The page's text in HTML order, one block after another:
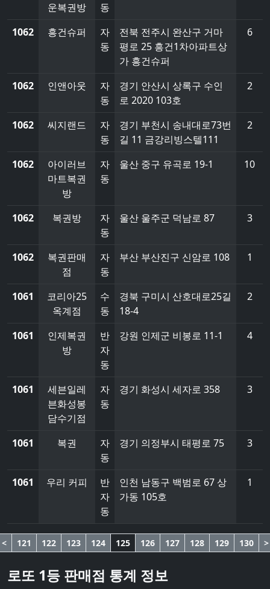
운복권방
동
1062 흥건슈퍼
자
동
전북 전주시 완산구 거마
평로 25 흥건1차아파트상
가 흥건슈퍼
6
1062 인앤아웃
자
동
경기 안산시 상록구 수인
로 2020 103호
2
1062 씨지랜드
자
동
경기 부천시 송내대로73번
길 11 금강리빙스텔111
2
1062
아이러브
마트복권
방
자
동
울산 중구 유곡로 19-1 10
1062 복권방
자
동
울산 울주군 덕남로 87 3
1062
복권판매
점
자
동
부산 부산진구 신암로 108 1
1061
코리아25
옥계점
수
동
경북 구미시 산호대로25길
18-4
2
1061
인제복권
방
반
자
동
강원 인제군 비봉로 11-1 4
1061
세븐일레
븐화성봉
담수기점
자
동
경기 화성시 세자로 358 3
1061 복권
자
동
경기 의정부시 태평로 75 3
1061 우리 커피
반
자
동
인천 남동구 백범로 67 상
가동 105호
1
< 121 122 123 124 125 126 127 128 129 130 >
로또 1등 판매점 통계 정보